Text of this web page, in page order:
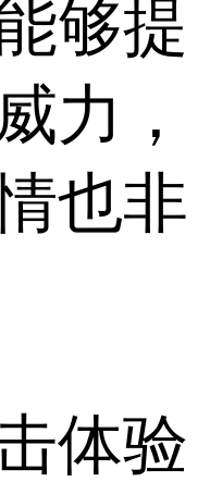
够提
力，
也非
体验